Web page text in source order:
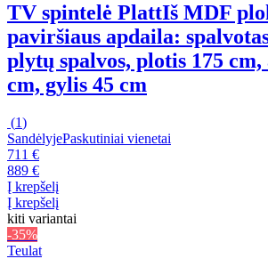
TV spintelė PlattIš MDF
paviršiaus apdaila:
plytų spalvos, plotis 175 cm,
cm, gylis 45 cm
(1)
SandėlyjePaskutiniai vienetai
711 €
889 €
Į krepšelį
Į krepšelį
kiti variantai
-35%
Teulat